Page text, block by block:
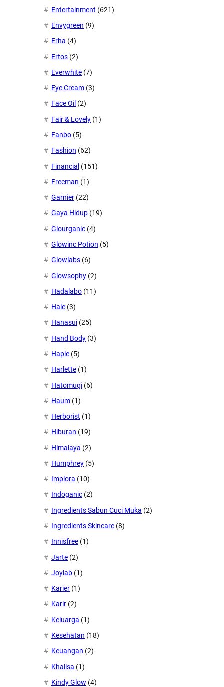
Entertainment (621)
Envygreen (9)
Erha (4)
Ertos (2)
Everwhite (7)
Eye Cream (3)
Face Oil (2)
Fair & Lovely (1)
Fanbo (5)
Fashion (62)
Financial (151)
Freeman (1)
Garnier (22)
Gaya Hidup (19)
Glourganic (4)
Glowinc Potion (5)
Glowlabs (6)
Glowsophy (2)
Hadalabo (11)
Hale (3)
Hanasui (25)
Hand Body (3)
Haple (5)
Harlette (1)
Hatomugi (6)
Haum (1)
Herborist (1)
Hiburan (19)
Himalaya (2)
Humphrey (5)
Implora (10)
Indoganic (2)
Ingredients Sabun Cuci Muka (2)
Ingredients Skincare (8)
Innisfree (1)
Jarte (2)
Joylab (1)
Karier (1)
Karir (2)
Keluarga (1)
Kesehatan (18)
Keuangan (2)
Khalisa (1)
Kindy Glow (4)